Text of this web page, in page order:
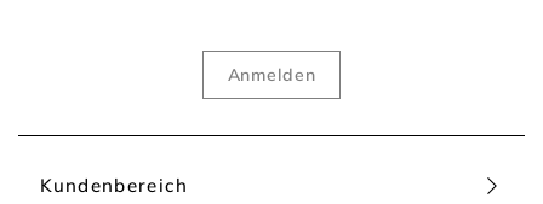
gepflegten und femininen Auftritt.
Blazer für Damen - moderne Schnitte für Business und
flexibel an. Taillierte Modelle betonen die Figur auf elegante
Kundenbereich